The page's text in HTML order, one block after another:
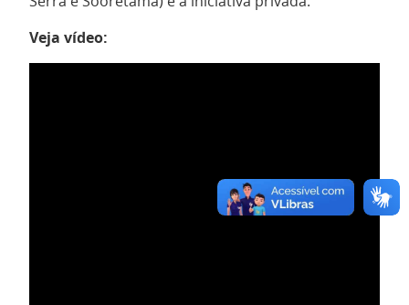
Veja vídeo: